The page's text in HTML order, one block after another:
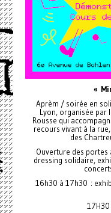
«
Aprèm / soirée en
Lyon, organisée par
Rousse qui
recours vivant à la
des
Ouverture des
dressing solidaire,
16h30 à 17h30 :